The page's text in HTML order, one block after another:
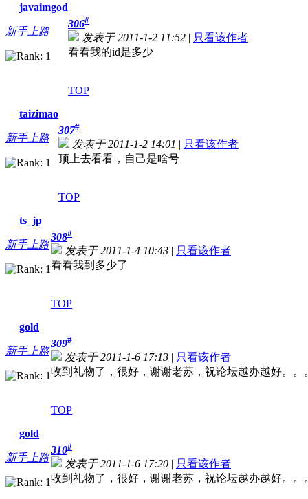
javaimgod
新手上路
306#
发表于 2011-1-2 11:52 | 只看该作者
看看我的id是多少
TOP
taizimao
新手上路
307#
发表于 2011-1-2 14:01 | 只看该作者
顶上去看看，自己是啥号
TOP
ts_jp
新手上路
308#
发表于 2011-1-4 10:43 | 只看该作者
看看我到多少了
TOP
gold
新手上路
309#
发表于 2011-1-6 17:13 | 只看该作者
收到礼物了，很好，谢谢老苏，祝论坛越办越好。。
TOP
gold
新手上路
310#
发表于 2011-1-6 17:20 | 只看该作者
收到礼物了，很好，谢谢老苏，祝论坛越办越好。。